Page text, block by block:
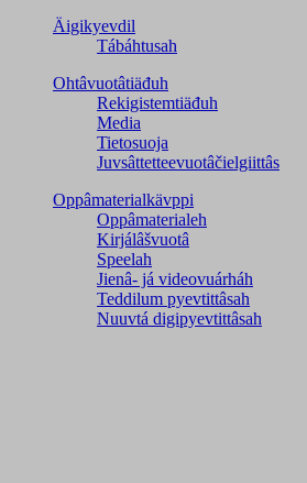
Äigikyevdil
Tábáhtusah
Ohtâvuotâtiäđuh
Rekigistemtiäđuh
Media
Tietosuoja
Juvsâttetteevuotâčielgiittâs
Oppâmaterialkävppi
Oppâmaterialeh
Kirjálâšvuotâ
Speelah
Jienâ- já videovuárháh
Teddilum pyevtittâsah
Nuuvtá digipyevtittâsah